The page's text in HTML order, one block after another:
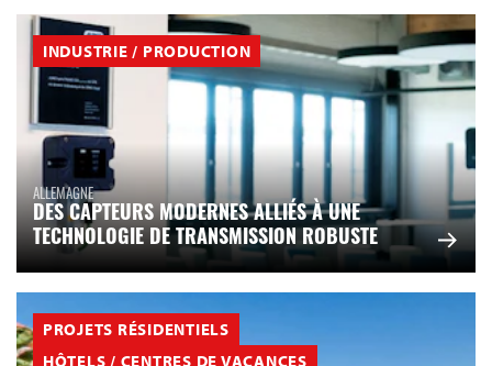
INDUSTRIE / PRODUCTION
ALLEMAGNE
DES CAPTEURS MODERNES ALLIÉS À UNE
TECHNOLOGIE DE TRANSMISSION ROBUSTE
PROJETS RÉSIDENTIELS
HÔTELS / CENTRES DE VACANCES